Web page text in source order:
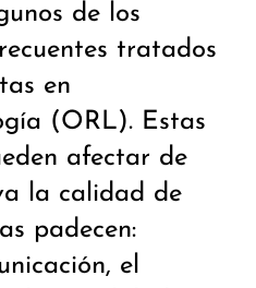
de los
tratados
en
(ORL). Estas
afectar de
la calidad de
padecen:
el